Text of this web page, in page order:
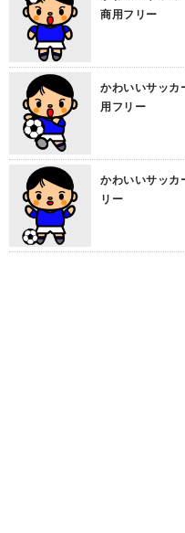
商用フリー
かわいいサッカ
用フリー
かわいいサッカ
リー